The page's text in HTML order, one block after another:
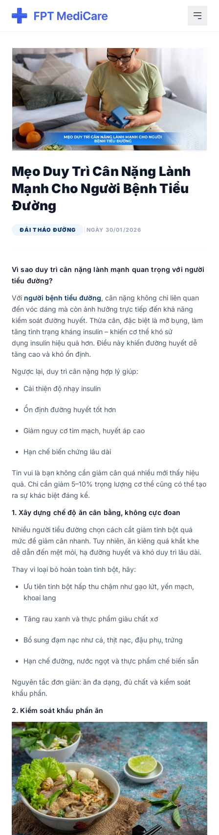
Mẹo Duy Trì Cân Nặng Lành
Mạnh Cho Người Bệnh Tiểu
Đường
ĐÁI THÁO ĐƯỜNG NGÀY 30/01/2026
Vì sao duy trì cân nặng lành mạnh quan trọng với người
tiểu đường?
Với người bệnh tiểu đường, cân nặng không chỉ liên quan
đến vóc dáng mà còn ảnh hưởng trực tiếp đến khả năng
kiểm soát đường huyết. Thừa cân, đặc biệt là mỡ bụng, làm
tăng tình trạng kháng insulin – khiến cơ thể khó sử
dụng insulin hiệu quả hơn. Điều này khiến đường huyết dễ
tăng cao và khó ổn định.
Ngược lại, duy trì cân nặng hợp lý giúp:
Cải thiện độ nhạy insulin
Ổn định đường huyết tốt hơn
Giảm nguy cơ tim mạch, huyết áp cao
Hạn chế biến chứng lâu dài
Tin vui là bạn không cần giảm cân quá nhiều mới thấy hiệu
quả. Chỉ cần giảm 5–10% trọng lượng cơ thể cũng có thể tạo
ra sự khác biệt đáng kể.
1. Xây dựng chế độ ăn cân bằng, không cực đoan
Nhiều người tiểu đường chọn cách cắt giảm tinh bột quá
mức để giảm cân nhanh. Tuy nhiên, ăn kiêng quá khắt khe
dễ dẫn đến mệt mỏi, hạ đường huyết và khó duy trì lâu dài.
Thay vì loại bỏ hoàn toàn tinh bột, hãy:
Ưu tiên tinh bột hấp thu chậm như gạo lứt, yến mạch,
khoai lang
Tăng rau xanh và thực phẩm giàu chất xơ
Bổ sung đạm nạc như cá, thịt nạc, đậu phụ, trứng
Hạn chế đường, nước ngọt và thực phẩm chế biến sẵn
Nguyên tắc đơn giản: ăn đa dạng, đủ chất và kiểm soát
khẩu phần.
2. Kiểm soát khẩu phần ăn